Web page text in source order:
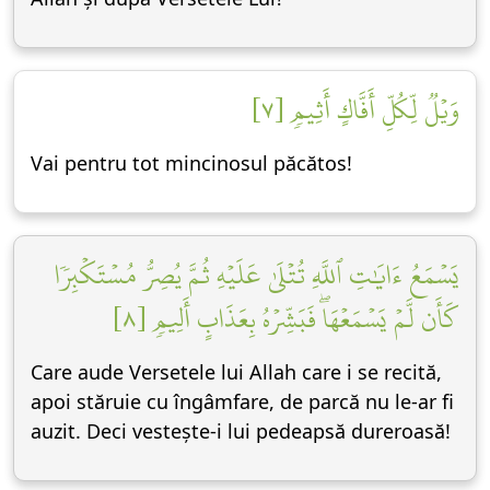
وَيۡلٞ لِّكُلِّ أَفَّاكٍ أَثِيمٖ [٧]
Vai pentru tot mincinosul păcătos!
يَسۡمَعُ ءَايَٰتِ ٱللَّهِ تُتۡلَىٰ عَلَيۡهِ ثُمَّ يُصِرُّ مُسۡتَكۡبِرٗا
كَأَن لَّمۡ يَسۡمَعۡهَاۖ فَبَشِّرۡهُ بِعَذَابٍ أَلِيمٖ [٨]
Care aude Versetele lui Allah care i se recită,
apoi stăruie cu îngâmfare, de parcă nu le-ar fi
auzit. Deci vestește-i lui pedeapsă dureroasă!